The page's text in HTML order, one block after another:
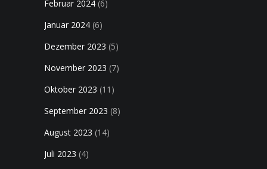
Februar 2024 (6)
Januar 2024 (6)
Dezember 2023 (5)
November 2023 (7)
Oktober 2023 (11)
September 2023 (8)
August 2023 (14)
Juli 2023 (4)